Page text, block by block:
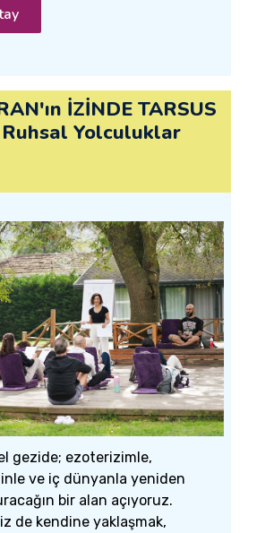
İZİNDE TARSUS
Yolculuklar
gezide; ezoterizimle,
ve iç dünyanla yeniden
bir alan açıyoruz.
de kendine yaklaşmak,